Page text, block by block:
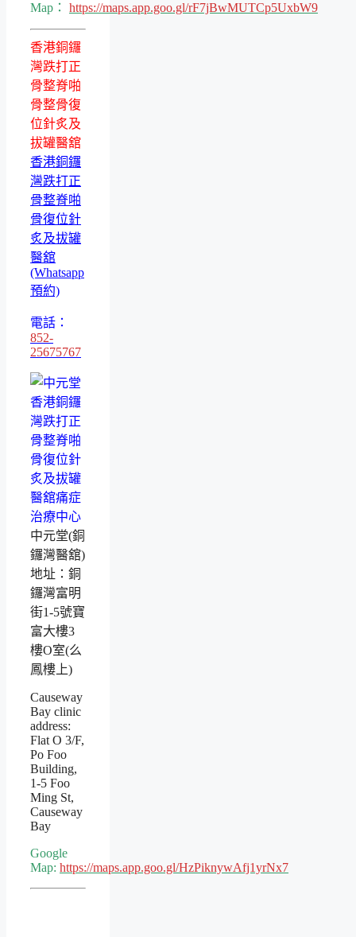
Map： https://maps.app.goo.gl/rF7jBwMUTCp5UxbW9
香港銅鑼
灣跌打正
骨整脊啪
骨整骨復
位針炙及
拔罐醫舘
香港銅鑼
灣跌打正
骨整脊啪
骨復位針
炙及拔罐
醫舘
(Whatsapp
預約)
電話：
852-
25675767
中元堂(銅
鑼灣醫舘)
地址：銅
鑼灣富明
街1-5號寶
富大樓3
樓O室(么
鳳樓上)
Causeway
Bay clinic
address:
Flat O 3/F,
Po Foo
Building,
1-5 Foo
Ming St,
Causeway
Bay
Google
Map: https://maps.app.goo.gl/HzPiknywAfj1yrNx7